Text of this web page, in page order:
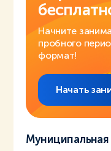
Начните
пробного
формат!
Начать